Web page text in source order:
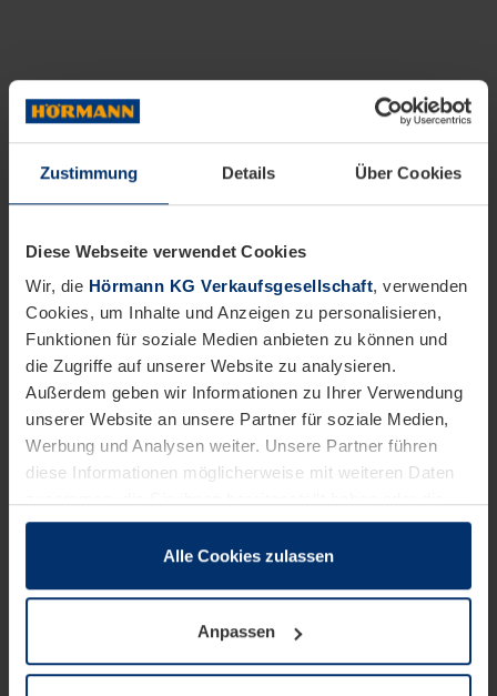
Zustimmung Details Über Cookies
Diese Webseite verwendet Cookies
Wir, die Hörmann KG Verkaufsgesellschaft, verwenden
Cookies, um Inhalte und Anzeigen zu personalisieren,
Funktionen für soziale Medien anbieten zu können und
die Zugriffe auf unserer Website zu analysieren.
Außerdem geben wir Informationen zu Ihrer Verwendung
unserer Website an unsere Partner für soziale Medien,
Werbung und Analysen weiter. Unsere Partner führen
diese Informationen möglicherweise mit weiteren Daten
sie im Rahmen Ihrer Nutzung der Dienste gesammelt
wenn diese für den Betrieb dieser Seite unbedingt
notwendig sind. Für alle anderen Cookie-Typen benötigen
wir Ihre Erlaubnis. Ihre Einwilligung können Sie jederzeit
Alle Cookies zulassen
Anpassen